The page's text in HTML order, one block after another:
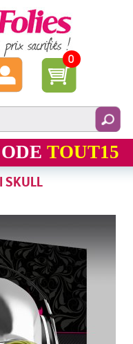
0
TOUT15
SKULL